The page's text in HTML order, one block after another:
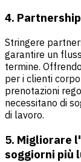
4.
Stringere
garantire un
termine.
per i clienti
prenotazioni
necessitano di
di lavoro.
5. Migliorare
soggiorni più